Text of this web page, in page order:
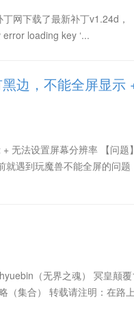
网下载了最新补丁v1.24d，
loading key ‘...
边，不能全屏显示
无法设置屏幕分辨率 【问题
就遇到玩魔兽不能全屏的问题
（无界之魂） 冥皇颠
（集合） 转载请注明：在路